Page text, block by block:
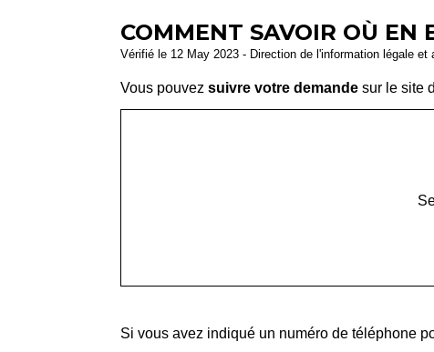
COMMENT SAVOIR OÙ EN
Vérifié le 12 May 2023 - Direction de l'information légale
Vous pouvez suivre votre demande sur le site
Si vous avez indiqué un numéro de téléphone